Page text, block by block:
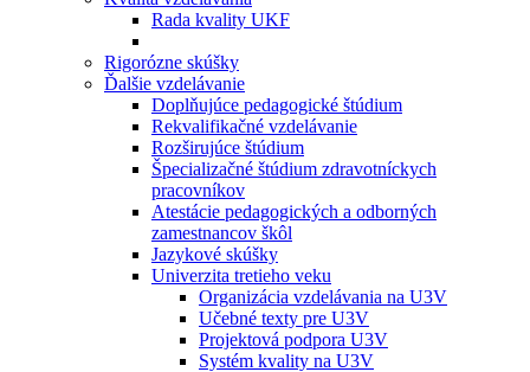
Rada kvality UKF
Rigorózne skúšky
Ďalšie vzdelávanie
Doplňujúce pedagogické štúdium
Rekvalifikačné vzdelávanie
Rozširujúce štúdium
Špecializačné štúdium zdravotníckych
pracovníkov
Atestácie pedagogických a odborných
zamestnancov škôl
Jazykové skúšky
Univerzita tretieho veku
Organizácia vzdelávania na U3V
Učebné texty pre U3V
Projektová podpora U3V
Systém kvality na U3V